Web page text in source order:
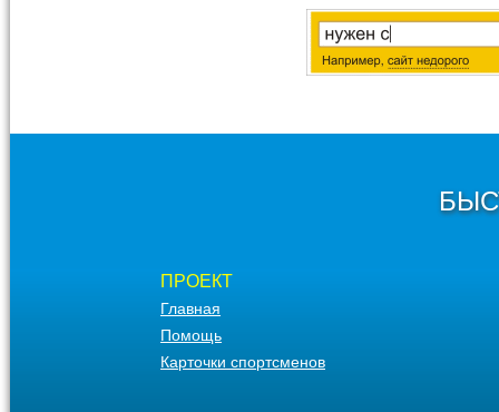
ПРОЕКТ
Главная
Помощь
Карточки спортсменов